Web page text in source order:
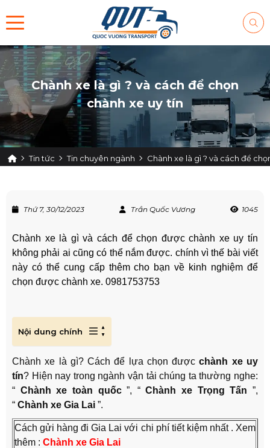
Chành xe là gì ? và cách để chọn
chành xe uy tín
Tin tức Tin chuyên ngành Chành xe là gì ? và cách để
Thứ 7, 30/12/2023 Trần Quốc Vương 1045
Chành xe là gì và cách để chọn được chành xe uy tín
không phải ai cũng có thể nắm được. chính vì thế bài viết
này có thể cung cấp thêm cho bạn về kinh nghiệm để
chọn được chành xe. 0981753753
Nội dung chính
Chành xe là gì? Cách để lựa chọn đượcchành xe uy
tín? Hiện nay trong ngành vận tải chúng ta thường nghe:
“ Chành xe toàn quốc”, “Chành xe Trọng Tấn”,
“ Chành xe Gia Lai ”.
Cách gửi hàng đi Gia Lai với chi phí tiết kiệm nhất . Xem
thêm : Chành xe Gia Lai